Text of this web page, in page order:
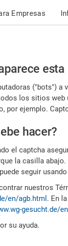
Empresas
esta
("bots") a
los sitios web
por ejemplo.
hacer?
el captcha
la casilla
seguir
nuestros
en/agb.html . En
gesucht.de/
su ayuda.